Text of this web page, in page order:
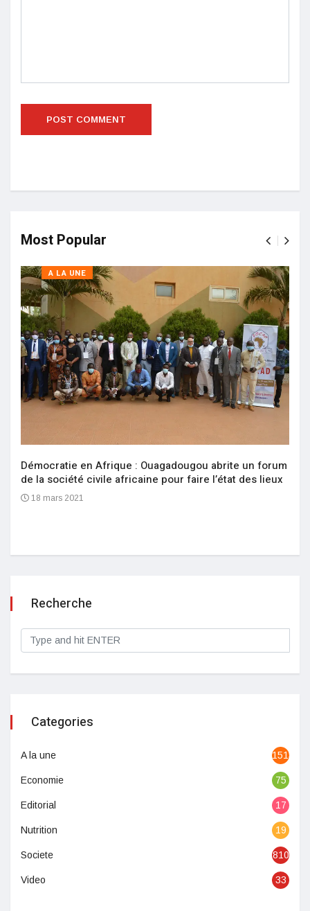
Most Popular
A LA UNE
Démocratie en Afrique : Ouagadougou abrite un forum
de la société civile africaine pour faire l’état des lieux
18 mars 2021
Recherche
Categories
A la une 1513
Economie 75
Editorial 17
Nutrition 19
Societe 810
Video 33